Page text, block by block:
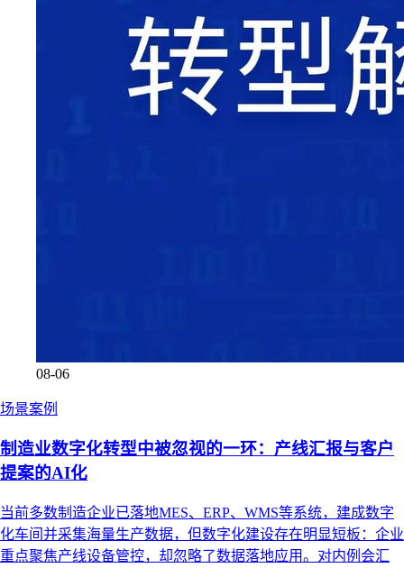
08-06
场景案例
制造业数字化转型中被忽视的一环：产线汇报与客户
提案的AI化
当前多数制造企业已落地MES、ERP、WMS等系统，建成数字
化车间并采集海量生产数据，但数字化建设存在明显短板：企业
重点聚焦产线设备管控，却忽略了数据落地应用。对内例会汇